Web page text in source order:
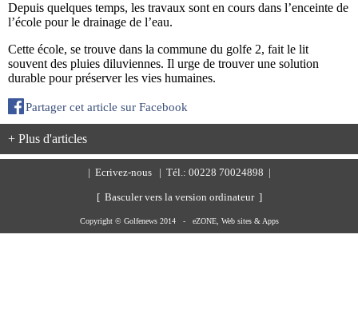
Depuis quelques temps, les travaux sont en cours dans l’enceinte de
l’école pour le drainage de l’eau.
Cette école, se trouve dans la commune du golfe 2, fait le lit
souvent des pluies diluviennes. Il urge de trouver une solution
durable pour préserver les vies humaines.
Partager cet article sur Facebook
+ Plus d'articles
Ecrivez-nous | Tél.: 00228 70024898 |
[ Basculer vers la version ordinateur ]
Copyright © Golfenews 2014 - eZONE, Web sites & Apps